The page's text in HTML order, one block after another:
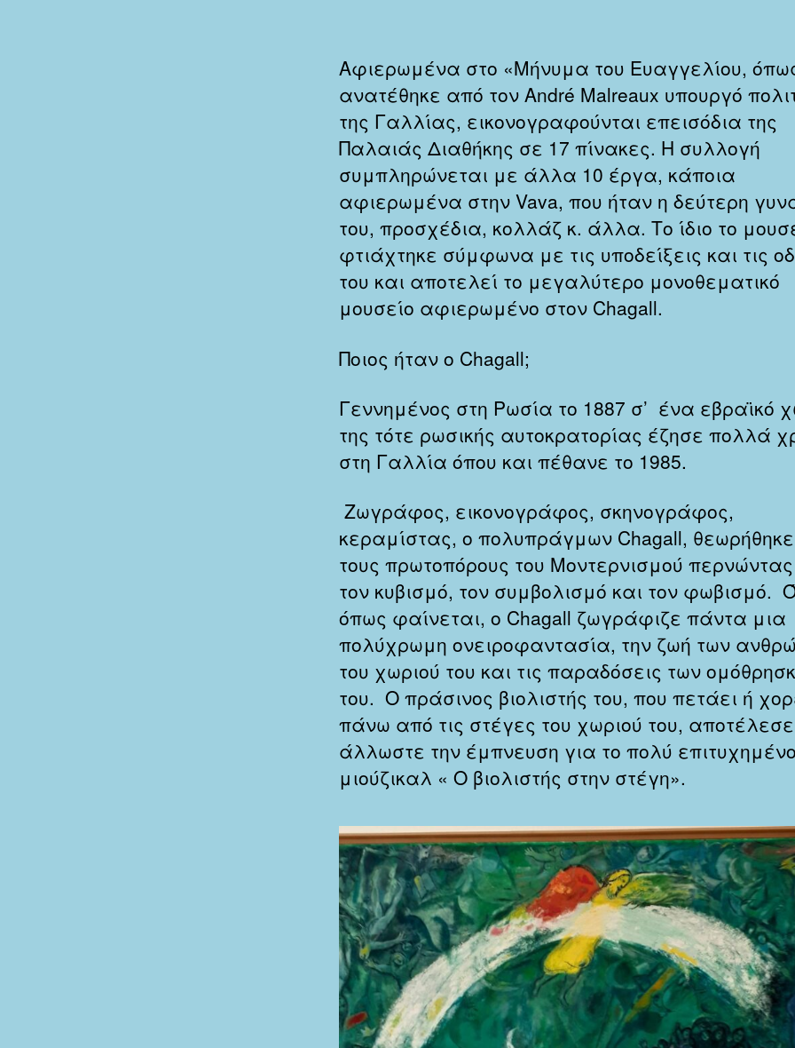
Αφιερωμένα στο «Μήνυμα του Ευαγγελίου,
ανατέθηκε από τον André Malreaux υπουργό
της Γαλλίας, εικονογραφούνται επεισόδια της
Παλαιάς Διαθήκης σε 17 πίνακες. Η συλλογή
συμπληρώνεται με άλλα 10 έργα, κάποια
αφιερωμένα στην Vava, που ήταν η δεύτερη
του, προσχέδια, κολλάζ κ. άλλα. Το ίδιο το
φτιάχτηκε σύμφωνα με τις υποδείξεις και τις
του και αποτελεί το μεγαλύτερο μονοθεματικό
μουσείο αφιερωμένο στον Chagall.
Ποιος ήταν ο Chagall;
Γεννημένος στη Ρωσία το 1887 σ’ ένα εβραϊκό
της τότε ρωσικής αυτοκρατορίας έζησε πολλά
στη Γαλλία όπου και πέθανε το 1985.
Ζωγράφος, εικονογράφος, σκηνογράφος,
κεραμίστας, ο πολυπράγμων Chagall,
τους πρωτοπόρους του Μοντερνισμού
τον κυβισμό, τον συμβολισμό και τον φωβισμό.
όπως φαίνεται, ο Chagall ζωγράφιζε πάντα μια
πολύχρωμη ονειροφαντασία, την ζωή των
του χωριού του και τις παραδόσεις των
του. Ο πράσινος βιολιστής του, που πετάει ή
πάνω από τις στέγες του χωριού του, αποτέλεσε
άλλωστε την έμπνευση για το πολύ επιτυχημένο
μιούζικαλ « Ο βιολιστής στην στέγη».